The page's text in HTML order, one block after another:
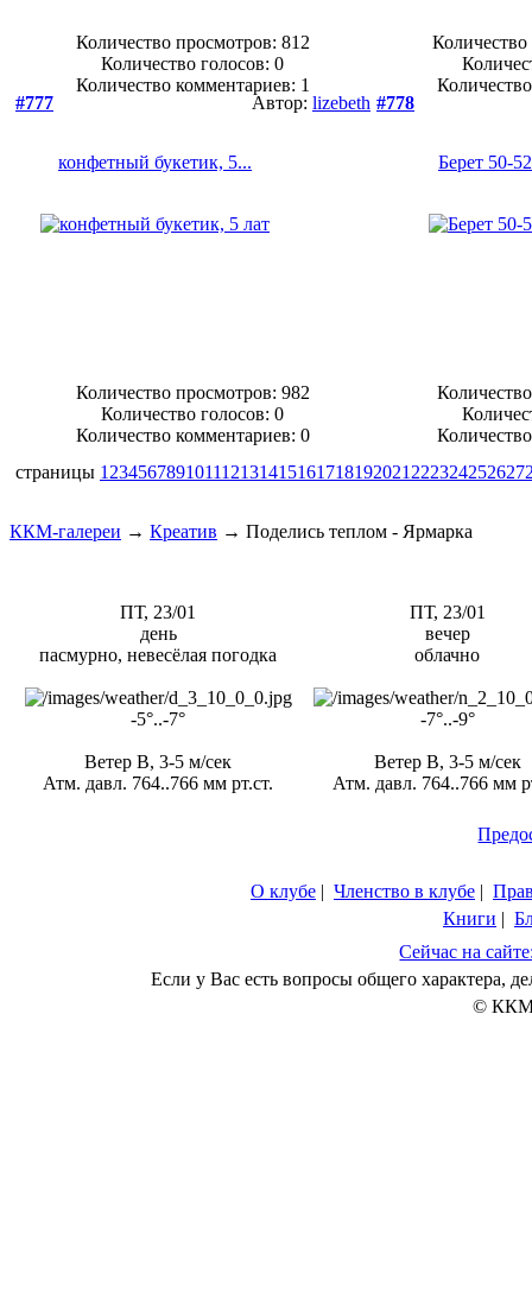
Количество просмотров: 812
Количество голосов:0
Количество комментариев: 1
#777
Автор: lizebeth
конфетный букетик, 5...
Количество просмотров: 982
Количество голосов:0
Количество комментариев: 0
#778
Берет 50-
страницы 1 23456789101112131415161718192021 222324252627
ККМ-галереи → Креатив → Поделись теплом - Ярмарка
ПТ, 23/01
день
пасмурно, невесёлая погодка
-5°..-7°
Ветер В, 3-5 м/сек
Атм. давл. 764..766 мм рт.ст.
ПТ, 23/01
вечер
облачно
-7°..-9°
Ветер В, 3-5 м/сек
Атм. давл. 764..766 мм
О клубе | Членство в клубе |
Книги |
Сейчас на
Если у Вас есть вопросы общего характера,
© ККМ